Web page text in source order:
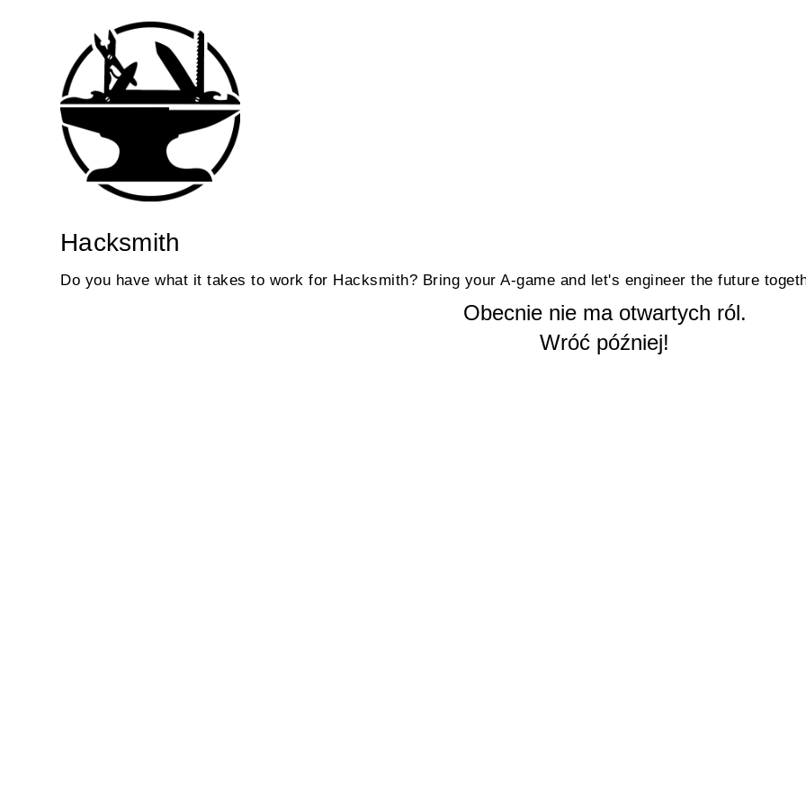
Hacksmith
Do you have what it takes to work for Hacksmith? Bring your A-game and let's engineer the future
Obecnie nie ma otwartych ról.
Wróć później!